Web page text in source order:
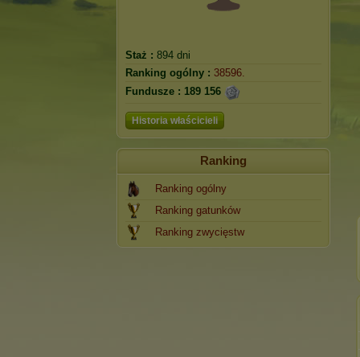
Staż : 894 dni
Ranking ogólny : 38596.
Fundusze : 189 156
Historia właścicieli
Ranking
Ranking ogólny
Ranking gatunków
Ranking zwycięstw